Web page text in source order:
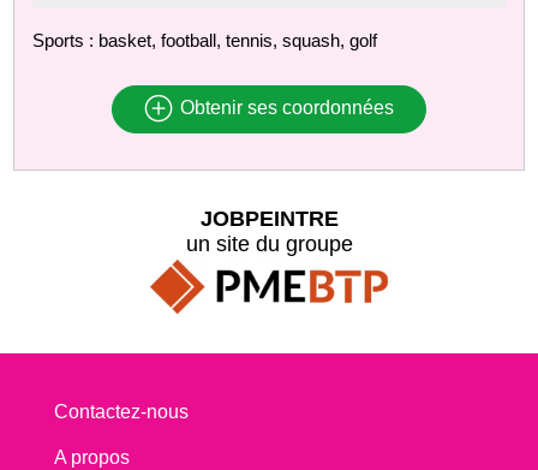
Sports : basket, football, tennis, squash, golf
Obtenir ses coordonnées
JOBPEINTRE
un site du groupe
Contactez-nous
A propos